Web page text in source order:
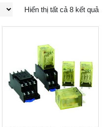
Hiển thị tất cả 8 kết quả